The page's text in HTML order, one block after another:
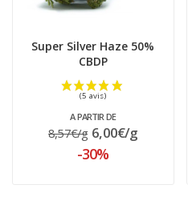
Super Silver Haze 50%
CBDP
A PARTIR DE
8,57€/g 6,00€/g
-30%